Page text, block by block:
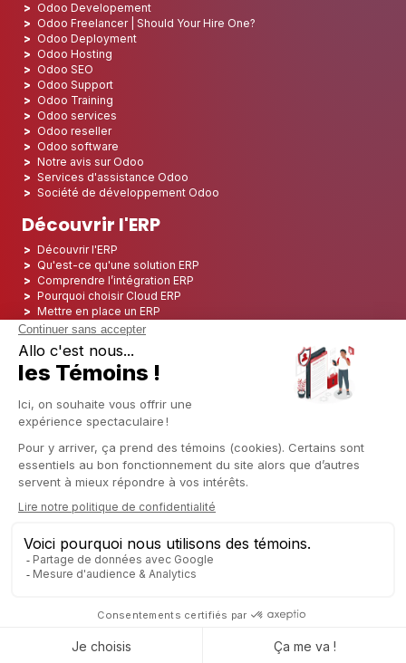
Odoo Developement
Odoo Freelancer | Should Your Hire One?
Odoo Deployment
Odoo Hosting
Odoo SEO
Odoo Support
Odoo Training
Odoo services
Odoo reseller
Odoo software
Notre avis sur Odoo
Services d'assistance Odoo
Société de développement Odoo
Découvrir l'ERP
Découvrir l'ERP
Qu'est-ce qu'une solution ERP
Comprendre l’intégration ERP
Pourquoi choisir Cloud ERP
Mettre en place un ERP
ERP Open Source
Logiciel ERP Open Source
Top 5 des ERP Open Source
ERP Integration
ERP Implementation
ERP Project
ERP System
Odoo ERP pour le secteur des assurances
Odoo ERP pour le secteur de la logistique
Odoo ERP pour l'industrie du CBD
Odoo ERP pour l'industrie manufacturière
Copyright © 2006 - 2025 CAPTIVEA Français (CA)
Généré par Open Source eCommerce